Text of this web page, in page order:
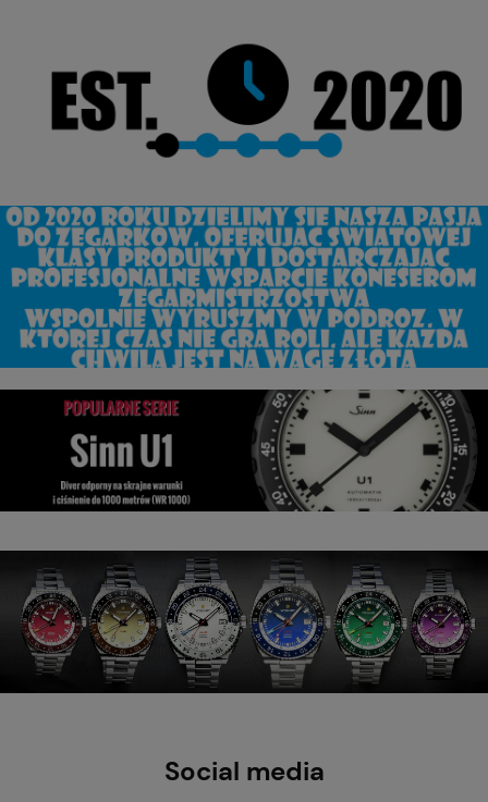
Social media